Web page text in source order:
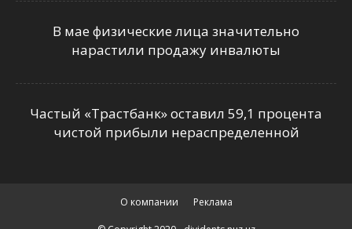
В мае физические лица значительно
нарастили продажу инвалюты
Частый «Трастбанк» оставил 59,1 процента
чистой прибыли нераспределенной
О компании Реклама